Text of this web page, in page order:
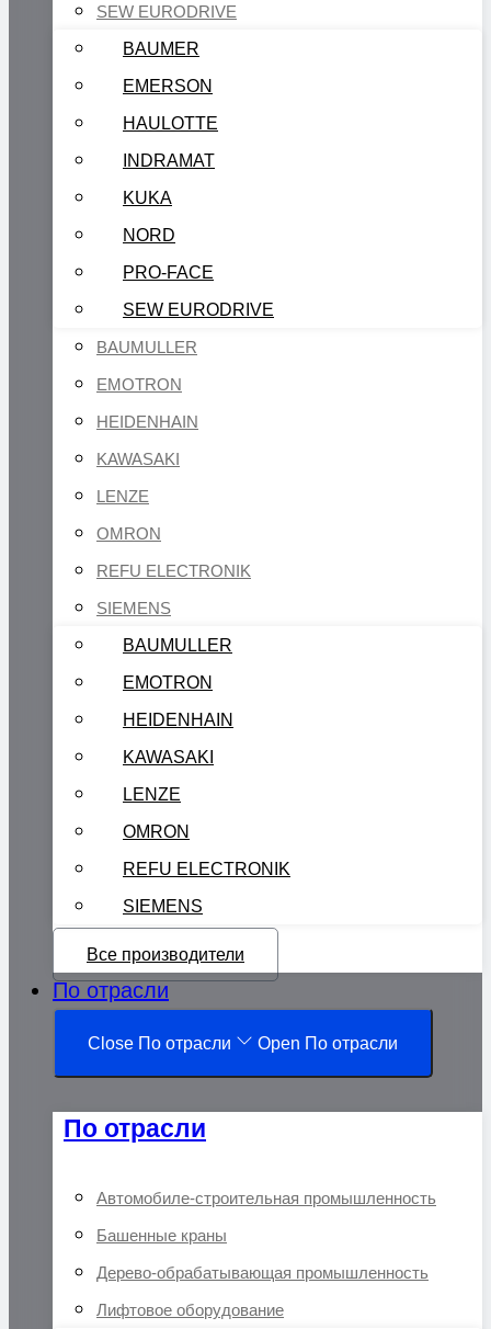
SEW EURODRIVE
BAUMER
EMERSON
HAULOTTE
INDRAMAT
KUKA
NORD
PRO-FACE
SEW EURODRIVE
BAUMULLER
EMOTRON
HEIDENHAIN
KAWASAKI
LENZE
OMRON
REFU ELECTRONIK
SIEMENS
BAUMULLER
EMOTRON
HEIDENHAIN
KAWASAKI
LENZE
OMRON
REFU ELECTRONIK
SIEMENS
Все производители
По отрасли
Close По отрасли Open По отрасли
По отрасли
Автомобиле-строительная промышленность
Башенные краны
Дерево-обрабатывающая промышленность
Лифтовое оборудование